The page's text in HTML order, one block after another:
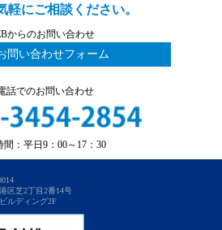
軽にご相談ください。
からのお問い合わせ
問い合わせフォーム
話でのお問い合わせ
間：平日9：00～17：30
区芝2丁目2番14号
ルディング2F